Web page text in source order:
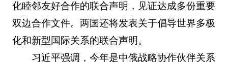
化睦邻友好合作的联合声明，见证达成多份重要
双边合作文件。两国还将发表关于倡导世界多极
化和新型国际关系的联合声明。
习近平强调，今年是中俄战略协作伙伴关系